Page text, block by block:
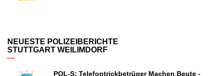
NEUESTE POLIZEIBERICHTE
STUTTGART WEILIMDORF
POL-S: Telefontrickbetrüger Machen Beute -